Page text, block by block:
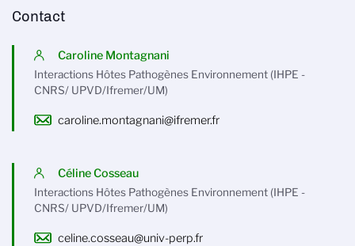
Contact
Caroline Montagnani
Interactions Hôtes Pathogènes Environnement (IHPE -
CNRS/ UPVD/Ifremer/UM)
caroline.montagnani@ifremer.fr
Céline Cosseau
Interactions Hôtes Pathogènes Environnement (IHPE -
CNRS/ UPVD/Ifremer/UM)
celine.cosseau@univ-perp.fr